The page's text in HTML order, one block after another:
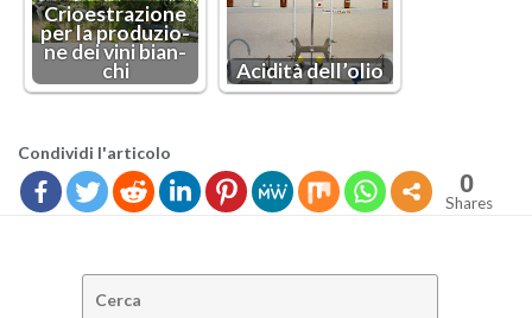
Crioe­stra­zio­ne
per la pro­du­zio­
ne dei vini bian­
chi Aci­di­tà del­l’o­lio
Con­di­vi­di l'ar­ti­co­lo
0
Shares